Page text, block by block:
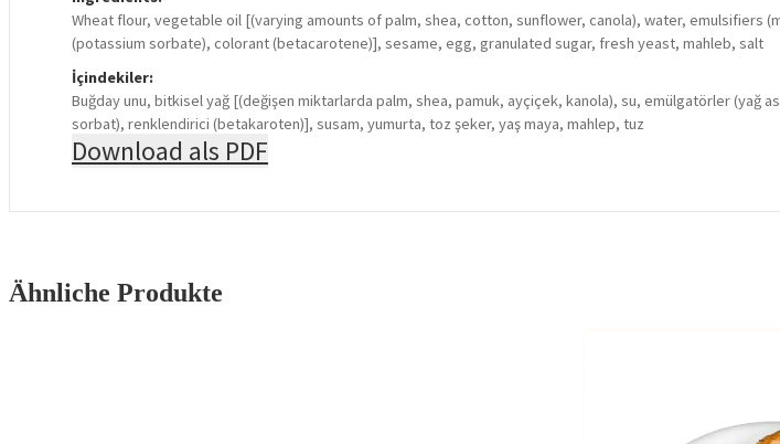
Wheat flour, vegetable oil [(varying amounts of palm, shea, cotton, sunflower, canola), water,
(potassium sorbate), colorant (betacarotene)], sesame, egg, granulated sugar, fresh yeast, mahleb, salt
İçindekiler:
Buğday unu, bitkisel yağ [(değişen miktarlarda palm, shea, pamuk, ayçiçek, kanola), su, emülgatörler
sorbat), renklendirici (betakaroten)], susam, yumurta, toz şeker, yaş maya, mahlep, tuz
Download als PDF
Ähnliche Produkte